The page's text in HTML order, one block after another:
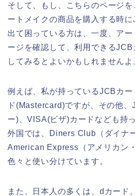
そして、もし、こちらのページ
ートメイクの商品を購入する時
出て困っている方は、一度、ア
ージを確認して、利用できる
してみるとよいかもしれませんよ
例えば、私が持っているJCBカ
ド(Mastercard)ですが、その他
ー)、VISA(ビザ)カードなども持
外国では、Diners Club（ダイナ
American Express（アメリカン
色々と使い分けています。
また、日本人の多くは、dカード